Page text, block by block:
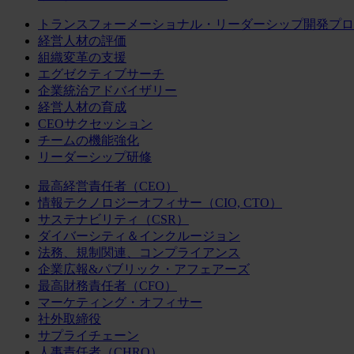
トランスフォーメーショナル・リーダーシップ開発プ
経営人材の評価
組織変革の支援
エグゼクティブサーチ
企業統治アドバイザリー
経営人材の育成
CEOサクセッション
チームの機能強化
リーダーシップ研修
最高経営責任者（CEO）
情報テクノロジーオフィサー（CIO, CTO）
サステナビリティ（CSR）
ダイバーシティ＆インクルージョン
法務、規制関連、コンプライアンス
企業広報&パブリック・アフェアーズ
最高財務責任者（CFO）
マーケティング・オフィサー
社外取締役
サプライチェーン